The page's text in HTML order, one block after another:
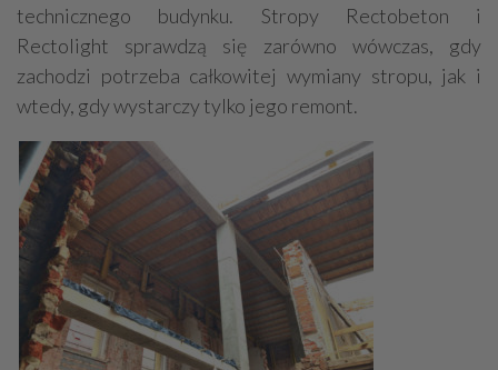
technicznego budynku. Stropy Rectobeton i
Rectolight sprawdzą się zarówno wówczas, gdy
zachodzi potrzeba całkowitej wymiany stropu, jak i
wtedy, gdy wystarczy tylko jego remont.